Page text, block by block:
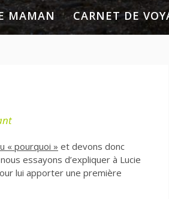
MAMAN CARNET DE
« pourquoi » et devons donc
essayons d’expliquer à Lucie
lui apporter une première